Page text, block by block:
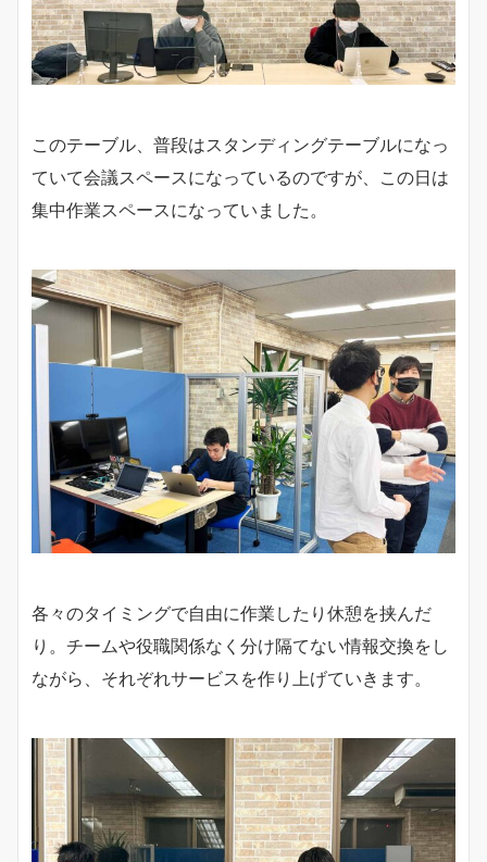
このテーブル、普段はスタンディングテーブルになっ
ていて会議スペースになっているのですが、この日は
集中作業スペースになっていました。
各々のタイミングで自由に作業したり休憩を挟んだ
り。チームや役職関係なく分け隔てない情報交換をし
ながら、それぞれサービスを作り上げていきます。